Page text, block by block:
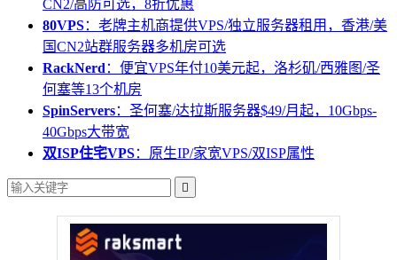
CN2/高防可选，8折优惠
80VPS：老牌主机商提供VPS/独立服务器租用，香港/美
国CN2站群服务器多机房可选
RackNerd ：便宜VPS年付10美元起，洛杉矶/西雅图/圣
何塞等13个机房
SpinServers：圣何塞/达拉斯服务器$49/月起，10Gbps-
40Gbps大带宽
双ISP住宅VPS：原生IP/家宽VPS/双ISP属性
